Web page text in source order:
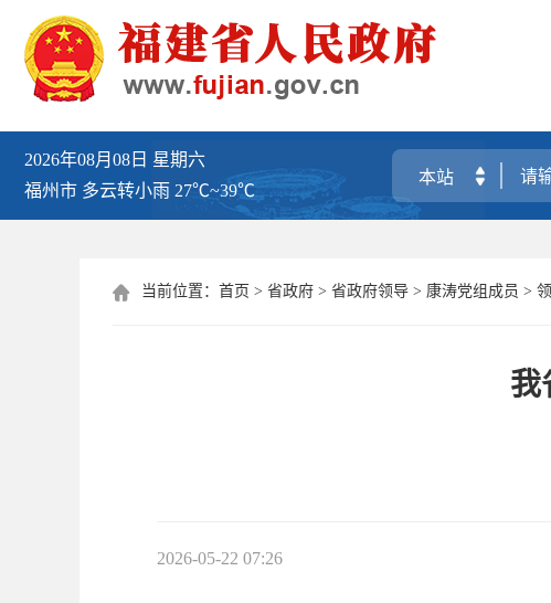
2026年08月08日 星期六
福州市 多云转小雨 27℃~39℃
 当前位置： 首页 > 省政府 > 省政府领导 > 康涛党组成员 >
我
2026-05-22 07:26